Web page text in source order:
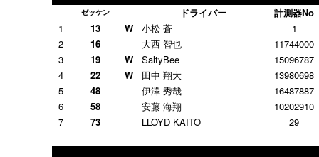
ゼッケン ドライバー
計測器No
1
13 W 小松 蒼
1
2
16 大西 智也
11744000
3
19 W SaltyBee
15096787
4
22 W 田中 翔大
13980698
5
48 伊澤 秀哉
16487887
6
58 安藤 海翔
10202910
7
73 LLOYD KAITO 29